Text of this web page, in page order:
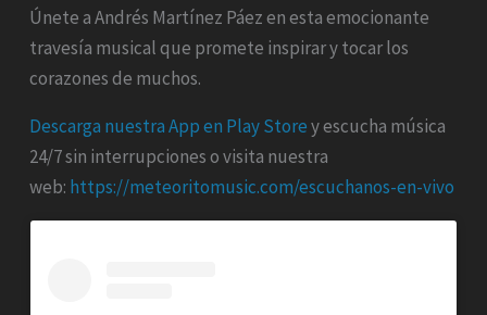
Únete a Andrés Martínez Páez en esta emocionante
travesía musical que promete inspirar y tocar los
corazones de muchos.
Descarga nuestra App en Play Storey escucha música
24/7 sin interrupciones o visita nuestra
web: https://meteoritomusic.com/escuchanos-en-vivo